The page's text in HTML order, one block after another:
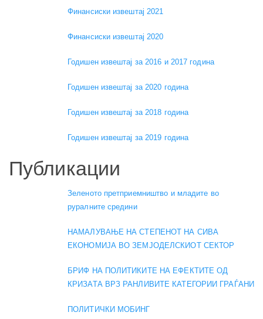
Финансиски извештај 2021
Финансиски извештај 2020
Годишен извештај за 2016 и 2017 година
Годишен извештај за 2020 година
Годишен извештај за 2018 година
Годишен извештај за 2019 година
Публикации
Зеленото претприемништво и младите во
руралните средини
НАМАЛУВАЊЕ НА СТЕПЕНОТ НА СИВА
ЕКОНОМИЈА ВО ЗЕМЈОДЕЛСКИОТ СЕКТОР
БРИФ НА ПОЛИТИКИТЕ НА ЕФЕКТИТЕ ОД
КРИЗАТА ВРЗ РАНЛИВИТЕ КАТЕГОРИИ ГРАЃАНИ
ПОЛИТИЧКИ МОБИНГ